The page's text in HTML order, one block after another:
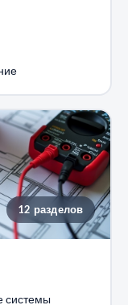
12 разделов
системы